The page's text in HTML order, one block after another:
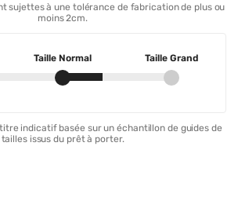
sujettes à une tolérance de fabrication de plus ou
moins 2cm.
Taille Normal Taille Grand
indicatif basée sur un échantillon de guides de
tailles issus du prêt à porter.